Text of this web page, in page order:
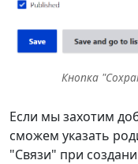
Кнопка
Если мы захотим
сможем указать
"Связи" при